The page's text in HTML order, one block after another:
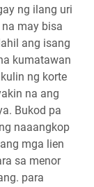
ng ilang uri
may bisa
ang isang
kumatawan
ng korte
na ang
Bukod pa
naaangkop
mga lien
sa menor
para